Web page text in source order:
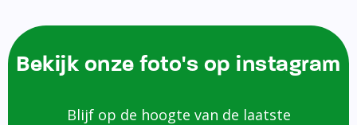
Bekijk onze foto's op instagram
Blijf op de hoogte van de laatste